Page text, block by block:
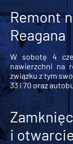
Remont
Reagana
W sobotę 4
nawierzchni na
związku z tym
33 i 70 oraz
i